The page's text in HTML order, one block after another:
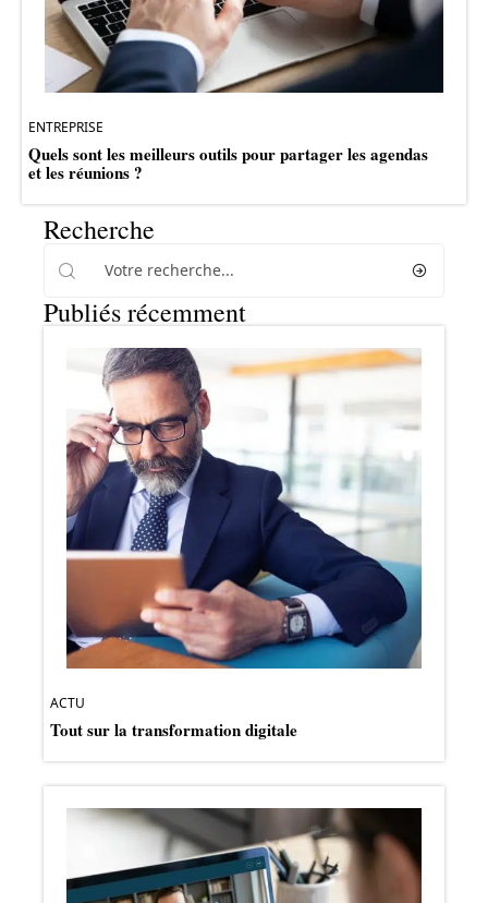
ENTREPRISE
Quels sont les meilleurs outils pour partager les agendas
et les réunions ?
Recherche
Publiés récemment
ACTU
Tout sur la transformation digitale